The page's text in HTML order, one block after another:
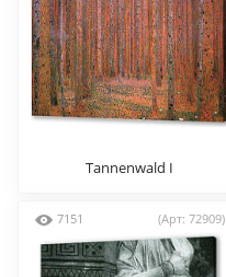
Tannenwald I
7151 (Арт: 72909)